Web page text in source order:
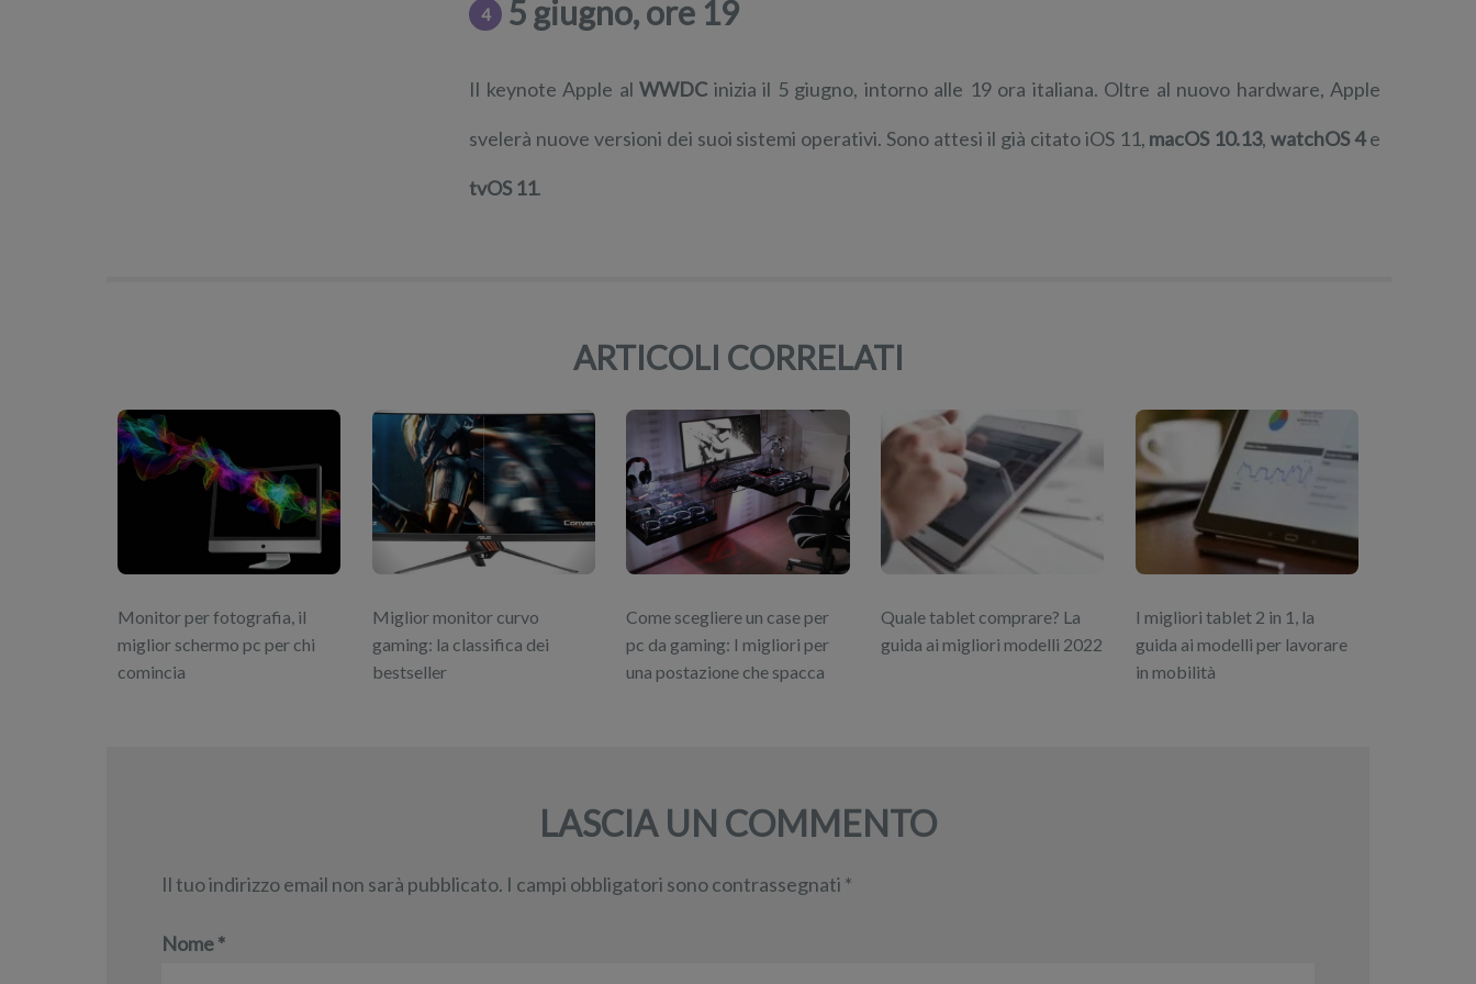
4 5 giugno, ore 19
Il keynote Apple al WWDC inizia il 5 giugno, intorno alle 19 ora italiana. Oltre al nuovo hardware, Apple
svelerà nuove versioni dei suoi sistemi operativi. Sono attesi il già citato iOS 11, macOS 10.13,watchOS 4e
tvOS 11.
ARTICOLI CORRELATI
Monitor per fotografia, il
miglior schermo pc per chi
comincia
Miglior monitor curvo
gaming: la classifica dei
bestseller
Come scegliere un case per
pc da gaming: I migliori per
una postazione che spacca
Quale tablet comprare? La
guida ai migliori modelli 2022
I migliori tablet 2 in 1, la
guida ai modelli per lavorare
in mobilità
LASCIA UN COMMENTO
Il tuo indirizzo email non sarà pubblicato. I campi obbligatori sono contrassegnati *
Nome*